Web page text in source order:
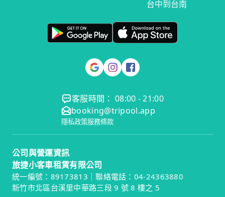
台中到台南
客服時間： 08:00 - 21:00
booking@tripool.app
隱私政策服務條款
公司與營運資訊
旅捷小客車租賃有限公司
統一編號：89173813｜聯絡電話：04-24363880
新竹市北區台溪里中華路三段 9 號 8 樓之 5